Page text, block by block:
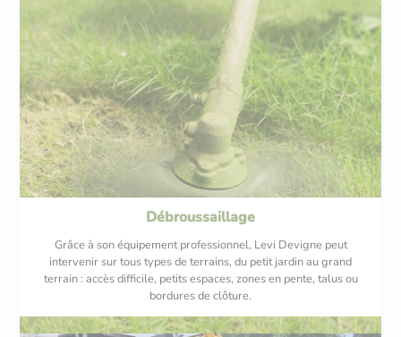
Débroussaillage
Grâce à son équipement professionnel, Levi Devigne peut
intervenir sur tous types de terrains, du petit jardin au grand
terrain : accès difficile, petits espaces, zones en pente, talus ou
bordures de clôture.